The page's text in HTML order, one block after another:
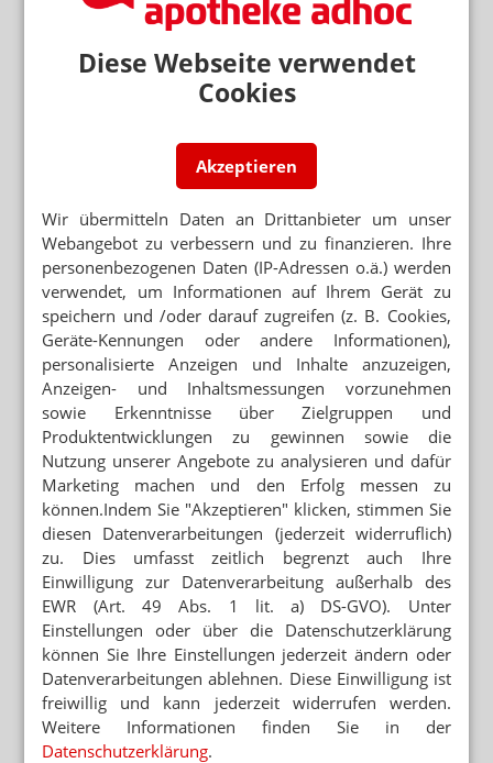
Diese Webseite verwendet
Cookies
Akzeptieren
Wir übermitteln Daten an Drittanbieter um unser
Webangebot zu verbessern und zu finanzieren. Ihre
personenbezogenen Daten (IP-Adressen o.ä.) werden
verwendet, um Informationen auf Ihrem Gerät zu
speichern und /oder darauf zugreifen (z. B. Cookies,
Geräte-Kennungen oder andere Informationen),
personalisierte Anzeigen und Inhalte anzuzeigen,
Anzeigen- und Inhaltsmessungen vorzunehmen
sowie Erkenntnisse über Zielgruppen und
Produktentwicklungen zu gewinnen sowie die
Nutzung unserer Angebote zu analysieren und dafür
Marketing machen und den Erfolg messen zu
können.Indem Sie "Akzeptieren" klicken, stimmen Sie
diesen Datenverarbeitungen (jederzeit widerruflich)
zu. Dies umfasst zeitlich begrenzt auch Ihre
Einwilligung zur Datenverarbeitung außerhalb des
EWR (Art. 49 Abs. 1 lit. a) DS-GVO). Unter
Einstellungen oder über die Datenschutzerklärung
können Sie Ihre Einstellungen jederzeit ändern oder
Datenverarbeitungen ablehnen. Diese Einwilligung ist
freiwillig und kann jederzeit widerrufen werden.
Weitere Informationen finden Sie in der
Datenschutzerklärung.
Aspira Clip: Inhalator to go
Smartsleep: Megadeal für Nährstoffkombi
Minoral: Zahncreme von Pflüger
Mehr zum Thema
PARTNER VON RX-PLATTFORMEN
Abnehmspritzen: Reimporteur spielt Versandapotheke
RX-MEDIKAMENTE OHNE REZEPT
Warteliste: Abnehmpille als Monatsabo
SEMAGLUTID
Wegovy-Tablette ab September verfügbar
Mehr aus Ressort
ZELL- UND GENTHERAPIEN
Merck: Milliarden-Deal in den USA soll Wachstum
beflügeln
GENERIKAKONZERNE
Neuer Deutschlandchef für Hexal